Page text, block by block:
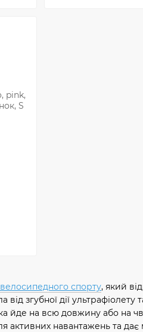
спорту, який
згубної дії
йде на всю довжину або на
активних навантажень та